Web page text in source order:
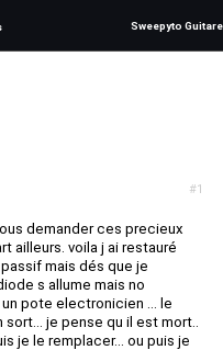
Sweepyto Guitare
#1
demander ces precieux
ailleurs. voila j ai restauré
mais dés que je
s allume mais no
pote electronicien ... le
sort... je pense qu il est mort..
je le remplacer... ou puis je